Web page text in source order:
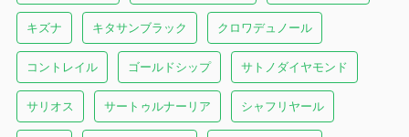
キズナ キタサンブラック クロワデュノール
コントレイル ゴールドシップ サトノダイヤモンド
サリオス サートゥルナーリア シャフリヤール